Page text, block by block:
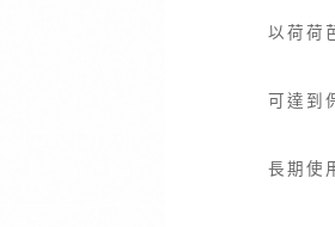
以荷荷
可達到
長期使